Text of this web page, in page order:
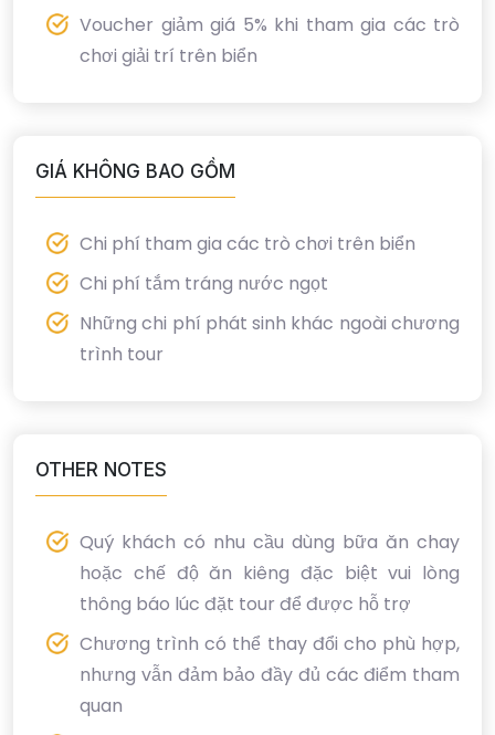
Voucher giảm giá 5% khi tham gia các trò
chơi giải trí trên biển
GIÁ KHÔNG BAO GỒM
Chi phí tham gia các trò chơi trên biển
Chi phí tắm tráng nước ngọt
Những chi phí phát sinh khác ngoài chương
trình tour
OTHER NOTES
Quý khách có nhu cầu dùng bữa ăn chay
hoặc chế độ ăn kiêng đặc biệt vui lòng
thông báo lúc đặt tour để được hỗ trợ
Chương trình có thể thay đổi cho phù hợp,
nhưng vẫn đảm bảo đầy đủ các điểm tham
quan